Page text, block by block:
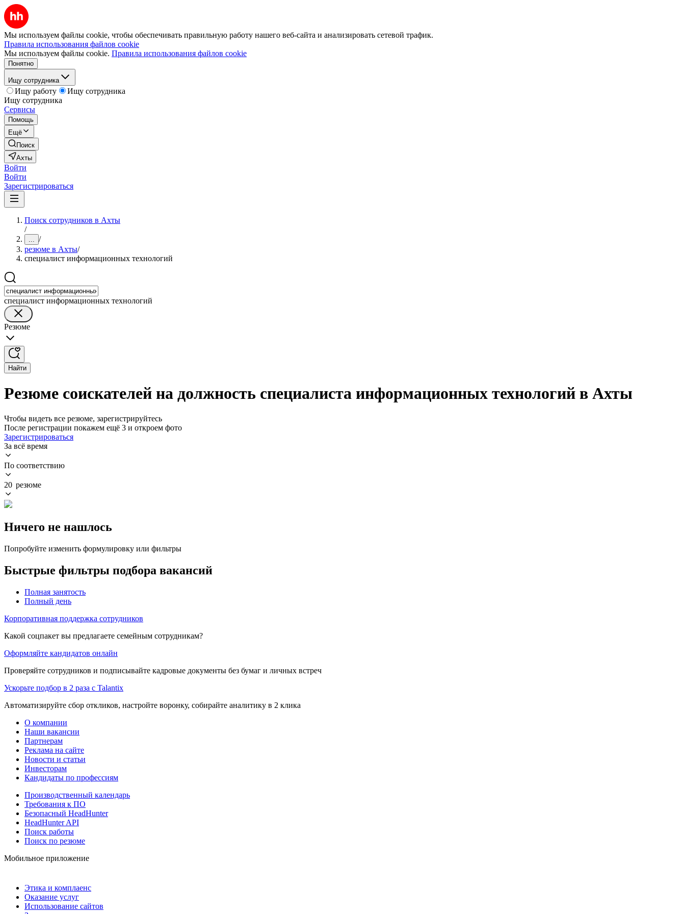
Мы используем файлы cookie, чтобы обеспечивать правильную работу нашего веб-сайта и анализировать сетевой трафик.
Правила использования файлов cookie
Мы используем файлы cookie. Правила использования файлов cookie
Понятно
Ищу сотрудника
Ищу работу
Ищу сотрудника
Ищу сотрудника
Сервисы
Помощь
Ещё
Поиск
Ахты
Войти
Войти
Зарегистрироваться
Поиск сотрудников в Ахты
/
... /
резюме в Ахты/
специалист информационных технологий
специалист информационных технологий
Резюме
Найти
Резюме соискателей на должность специалиста информационных технологий в Ахты
Чтобы видеть все резюме, зарегистрируйтесь
После регистрации покажем ещё 3 и откроем фото
Зарегистрироваться
За всё время
По соответствию
20 резюме
Ничего не нашлось
Попробуйте изменить формулировку или фильтры
Быстрые фильтры подбора вакансий
Полная занятость
Полный день
Корпоративная поддержка сотрудников
Какой соцпакет вы предлагаете семейным сотрудникам?
Оформляйте кандидатов онлайн
Проверяйте сотрудников и подписывайте кадровые документы без бумаг и личных встреч
Ускорьте подбор в 2 раза с Talantix
Автоматизируйте сбор откликов, настройте воронку, собирайте аналитику в 2 клика
О компании
Наши вакансии
Партнерам
Реклама на сайте
Новости и статьи
Инвесторам
Кандидаты по профессиям
Производственный календарь
Требования к ПО
Безопасный HeadHunter
HeadHunter API
Поиск работы
Поиск по резюме
Мобильное приложение
Этика и комплаенс
Оказание услуг
Использование сайтов